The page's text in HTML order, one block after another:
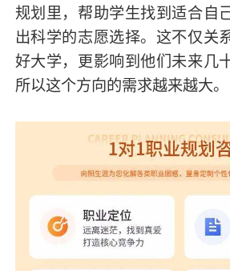
规划里，帮助学生找到适合自
出科学的志愿选择。这不仅关
好大学，更影响到他们未来几
所以这个方向的需求越来越大。